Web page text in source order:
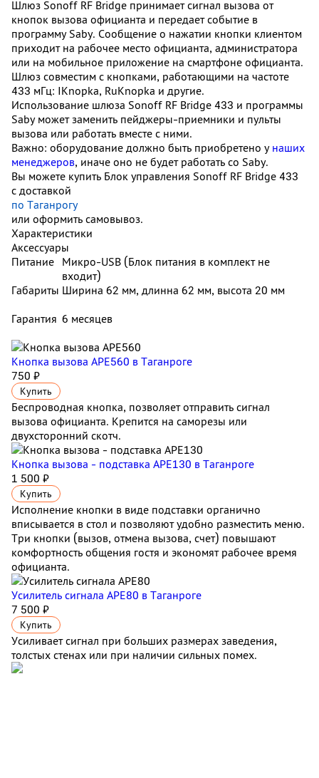
Шлюз Sonoff RF Bridge принимает сигнал вызова от
кнопок вызова официанта и передает событие в
программу Saby. Сообщение о нажатии кнопки клиентом
приходит на рабочее место официанта, администратора
или на мобильное приложение на смартфоне официанта.
Шлюз совместим с кнопками, работающими на частоте
433 мГц: IKnopka, RuKnopka и другие.
Использование шлюза Sonoff RF Bridge 433 и программы
Saby может заменить пейджеры-приемники и пульты
вызова или работать вместе с ними.
Важно: оборудование должно быть приобретено у наших
менеджеров, иначе оно не будет работать со Saby.
Вы можете купить Блок управления Sonoff RF Bridge 433
с доставкой
по Таганрогу
или оформить самовывоз.
Характеристики
Аксессуары
Питание Микро-USB (Блок питания в комплект не
входит)
Габариты Ширина 62 мм, длинна 62 мм, высота 20 мм
Гарантия 6 месяцев
Кнопка вызова АРЕ560 в Таганроге
750 ₽
Купить
Беспроводная кнопка, позволяет отправить сигнал
вызова официанта. Крепится на саморезы или
двухсторонний скотч.
Кнопка вызова - подставка АРЕ130 в Таганроге
1 500 ₽
Купить
Исполнение кнопки в виде подставки органично
вписывается в стол и позволяют удобно разместить меню.
Три кнопки (вызов, отмена вызова, счет) повышают
комфортность общения гостя и экономят рабочее время
официанта.
Усилитель сигнала APE80 в Таганроге
7 500 ₽
Купить
Усиливает сигнал при больших размерах заведения,
толстых стенах или при наличии сильных помех.